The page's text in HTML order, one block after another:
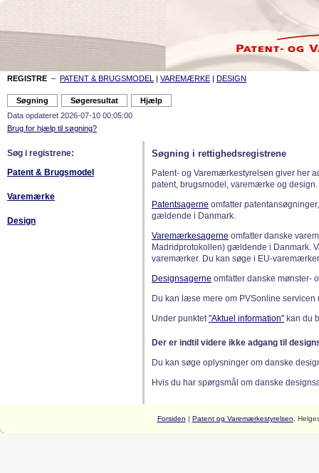
REGISTRE – PATENT & BRUGSMODEL | VAREMÆRKE | DESIGN
Data opdateret 2026-07-10 00:05:00
Brug for hjælp til søgning?
Søg i registrene:
Patent & Brugsmodel
Varemærke
Design
Søgning i rettighedsregistrene
Patent- og Varemærkestyrelsen giver her
patent, brugsmodel, varemærke og design.
Patentsagerne omfatter
gældende i Danmark.
Varemærkesagerne omfatter danske
Madridprotokollen) gældende i Danmark.
varemærker. Du kan søge i EU-
Designsagerne omfatter danske mønster-
Du kan læse mere om PVSonline
Under punktet"Aktuel information" kan du
Der er indtil videre ikke adgang til
Du kan søge oplysninger om danske
Hvis du har spørgsmål om danske
Forsiden | Patent og Varemærkestyrelsen ,